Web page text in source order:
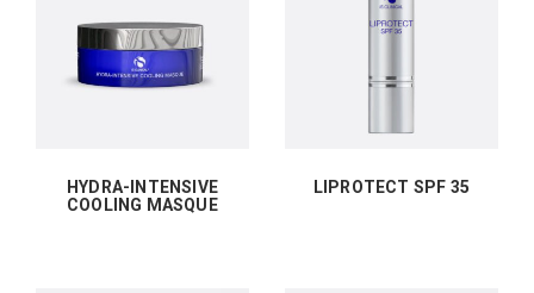
HYDRA-INTENSIVE
COOLING MASQUE
LIPROTECT SPF 35